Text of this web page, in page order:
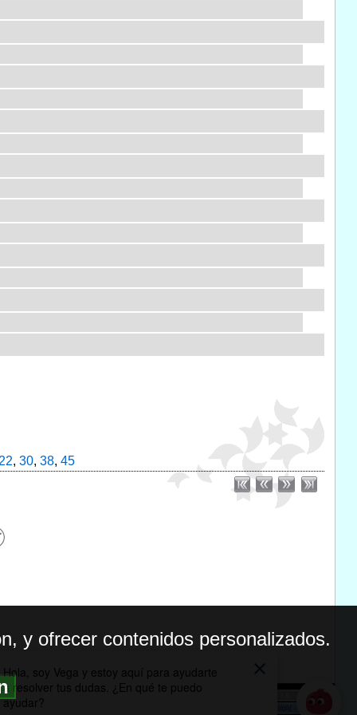
22, 30, 38, 45
DE PRIVACIDAD
y ofrecer contenidos personalizados.